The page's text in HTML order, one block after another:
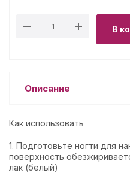
В
Описание
Как использовать
1. Подготовьте ногти для
поверхность
лак (белый)